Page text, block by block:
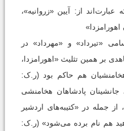
از: آیین «زروانیه»،
اسامی «تیرداد» و «مهرداد» در
بر همین تثلیث «اهورامزدا،
هم حاکم بود (ر.ک:
کتیبه‌های جانشینان پادشاهان هخامنشی
از جمله در «کتیبه‌های اردشیر
هم نام برده می‌شود» (ر.ک: